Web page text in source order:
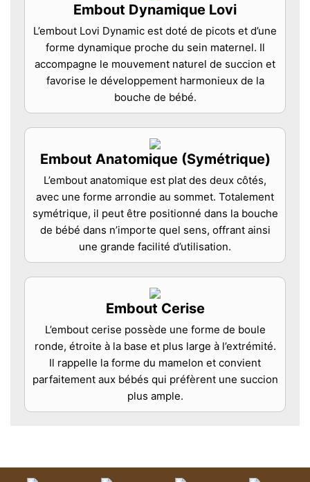
Embout Dynamique Lovi
L’embout Lovi Dynamic est doté de picots et d’une
forme dynamique proche du sein maternel. Il
accompagne le mouvement naturel de succion et
favorise le développement harmonieux de la
bouche de bébé.
Embout Anatomique (Symétrique)
L’embout anatomique est plat des deux côtés,
avec une forme arrondie au sommet. Totalement
symétrique, il peut être positionné dans la bouche
de bébé dans n’importe quel sens, offrant ainsi
une grande facilité d’utilisation.
Embout Cerise
L’embout cerise possède une forme de boule
ronde, étroite à la base et plus large à l’extrémité.
Il rappelle la forme du mamelon et convient
parfaitement aux bébés qui préfèrent une succion
plus ample.